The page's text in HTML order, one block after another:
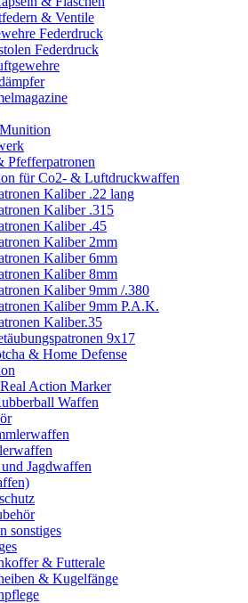
& Ventile
Federdruck
Federdruck
Pfefferpatronen
für Co2- & Luftdruckwaffen
Kaliber .22 lang
Kaliber .315
Kaliber .45
Kaliber 2mm
Kaliber 6mm
Kaliber 8mm
Kaliber 9mm /.380
Kaliber 9mm P.A.K.
Kaliber.35
9x17
& Home Defense
Action Marker
Waffen
Jagdwaffen
sonstiges
& Futterale
& Kugelfänge